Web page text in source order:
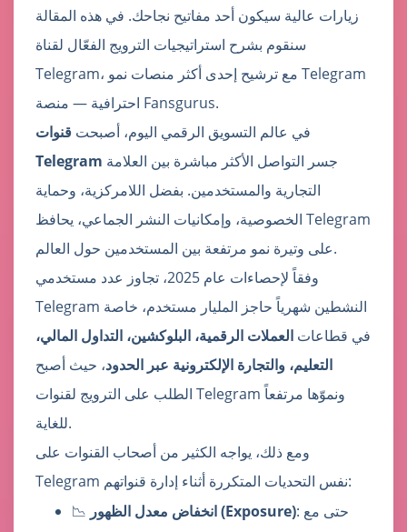
زيارات عالية سيكون أحد مفاتيح نجاحك. في هذه المقالة
سنقوم بشرح استراتيجيات الترويج الفعّال لقناة
Telegram، مع ترشيح إحدى أكثر منصات نمو Telegram
احترافية — منصة Fansgurus.
في عالم التسويق الرقمي اليوم، أصبحت قنوات
Telegram
التجارية والمستخدمين. بفضل اللامركزية، وحماية
الخصوصية، وإمكانيات النشر الجماعي، يحافظ Telegram
على وتيرة نمو مرتفعة بين المستخدمين حول العالم.
وفقاً لإحصاءات عام 2025، تجاوز عدد مستخدمي
Telegram النشطين شهرياً حاجز المليار مستخدم، خاصة
في قطاعات العملات الرقمية، البلوكشين، التداول المالي،
التعليم، والتجارة الإلكترونية عبر الحدود، حيث أصبح
الطلب على الترويج لقنوات Telegram ونموّها مرتفعاً
للغاية.
ومع ذلك، يواجه الكثير من أصحاب القنوات على
Telegram نفس التحديات المتكررة أثناء إدارة قنواتهم:
📉
انخفاض معدل الظهور (Exposure): حتى مع